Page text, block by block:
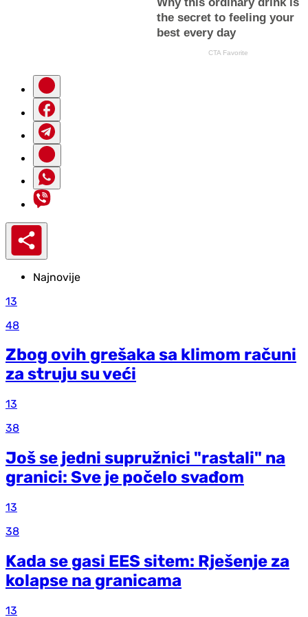
Najnovije
13
48
Zbog ovih grešaka sa klimom računi
za struju su veći
13
38
Još se jedni supružnici "rastali" na
granici: Sve je počelo svađom
13
38
Kada se gasi EES sitem: Rješenje za
kolapse na granicama
13